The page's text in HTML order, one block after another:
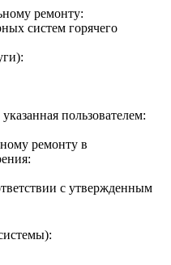
ремонту:
систем горячего
пользователем:
ремонту в
с утвержденным